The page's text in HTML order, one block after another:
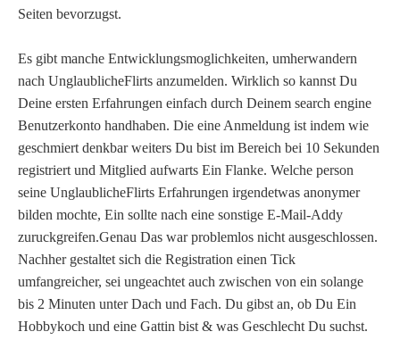
Seiten bevorzugst.
Es gibt manche Entwicklungsmoglichkeiten, umherwandern
nach UnglaublicheFlirts anzumelden. Wirklich so kannst Du
Deine ersten Erfahrungen einfach durch Deinem search engine
Benutzerkonto handhaben. Die eine Anmeldung ist indem wie
geschmiert denkbar weiters Du bist im Bereich bei 10 Sekunden
registriert und Mitglied aufwarts Ein Flanke. Welche person
seine UnglaublicheFlirts Erfahrungen irgendetwas anonymer
bilden mochte, Ein sollte nach eine sonstige E-Mail-Addy
zuruckgreifen.Genau Das war problemlos nicht ausgeschlossen.
Nachher gestaltet sich die Registration einen Tick
umfangreicher, sei ungeachtet auch zwischen von ein solange
bis 2 Minuten unter Dach und Fach. Du gibst an, ob Du Ein
Hobbykoch und eine Gattin bist & was Geschlecht Du suchst.